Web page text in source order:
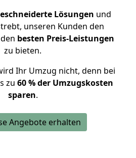
Lösungen und
unseren Kunden den
besten Preis-Leistungen
zu bieten.
Ihr Umzug nicht, denn bei
zu 60 % der Umzugskosten
sparen.
Angebote erhalten